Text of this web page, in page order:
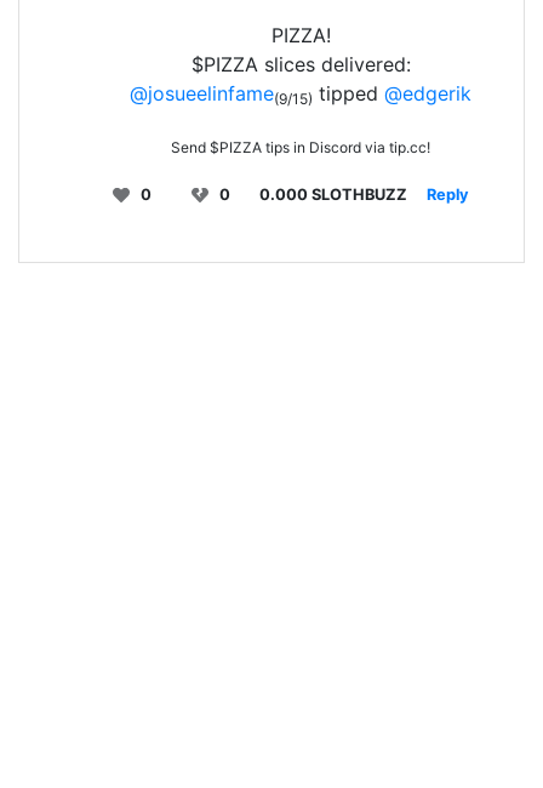
PIZZA!
$PIZZA slices delivered:
@josueelinfame(9/15) tipped @edgerik
Send $PIZZA tips in Discord via tip.cc!
0 0 0.000 SLOTHBUZZ Reply